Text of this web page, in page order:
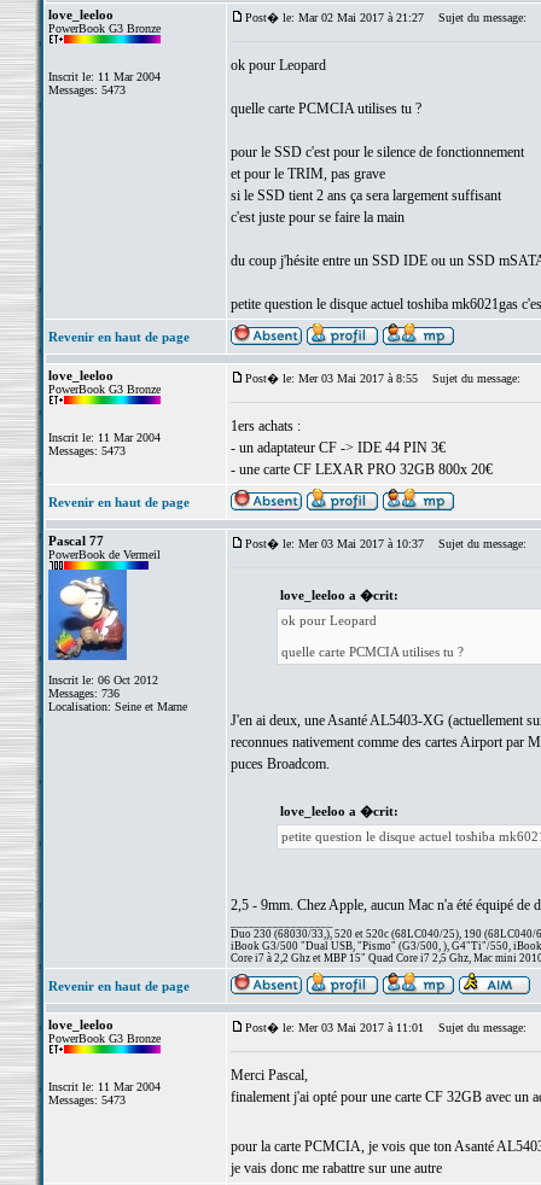
love_leeloo
PowerBook G3 Bronze
Inscrit le: 11 Mar 2004
Messages: 5473
Post� le: Mar 02 Mai 2017 à 21:27 Sujet du message:
ok pour Leopard
quelle carte PCMCIA utilises tu ?
pour le SSD c'est pour le silence de fonctionnement
et pour le TRIM, pas grave
si le SSD tient 2 ans ça sera largement suffisant
c'est juste pour se faire la main
du coup j'hésite entre un SSD IDE ou un SSD
petite question le disque actuel toshiba mk6021gas
Revenir en haut de page
love_leeloo
PowerBook G3 Bronze
Inscrit le: 11 Mar 2004
Messages: 5473
Post� le: Mer 03 Mai 2017 à 8:55 Sujet du message:
1ers achats :
- un adaptateur CF -> IDE 44 PIN 3€
- une carte CF LEXAR PRO 32GB 800x 20€
Revenir en haut de page
Pascal 77
PowerBook de Vermeil
Inscrit le: 06 Oct 2012
Messages: 736
Localisation: Seine et Marne
Post� le: Mer 03 Mai 2017 à 10:37 Sujet du message:
love_leeloo a �crit:
ok pour Leopard
quelle carte PCMCIA utilises tu ?
J'en ai deux, une Asanté AL5403-XG (actuellement
reconnues nativement comme des cartes Airport par
puces Broadcom.
love_leeloo a �crit:
petite question le disque actuel toshiba
2,5 - 9mm. Chez Apple, aucun Mac n'a été équipé de
Duo 230 (68030/33,), 520 et 520c (68LC040/25), 190 (68LC040/
iBook G3/500 "Dual USB, "Pismo" (G3/500, ), G4"Ti"/550,
Core i7 à 2,2 Ghz et MBP 15" Quad Core i7 2,5 Ghz, Mac mini
Revenir en haut de page
love_leeloo
PowerBook G3 Bronze
Inscrit le: 11 Mar 2004
Messages: 5473
Post� le: Mer 03 Mai 2017 à 11:01 Sujet du message:
Merci Pascal,
finalement j'ai opté pour une carte CF 32GB avec un
pour la carte PCMCIA, je vois que ton Asanté
je vais donc me rabattre sur une autre